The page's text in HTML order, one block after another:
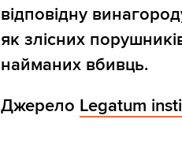
відповідну
як злісних
найманих вбивць.
Джерело Legatum